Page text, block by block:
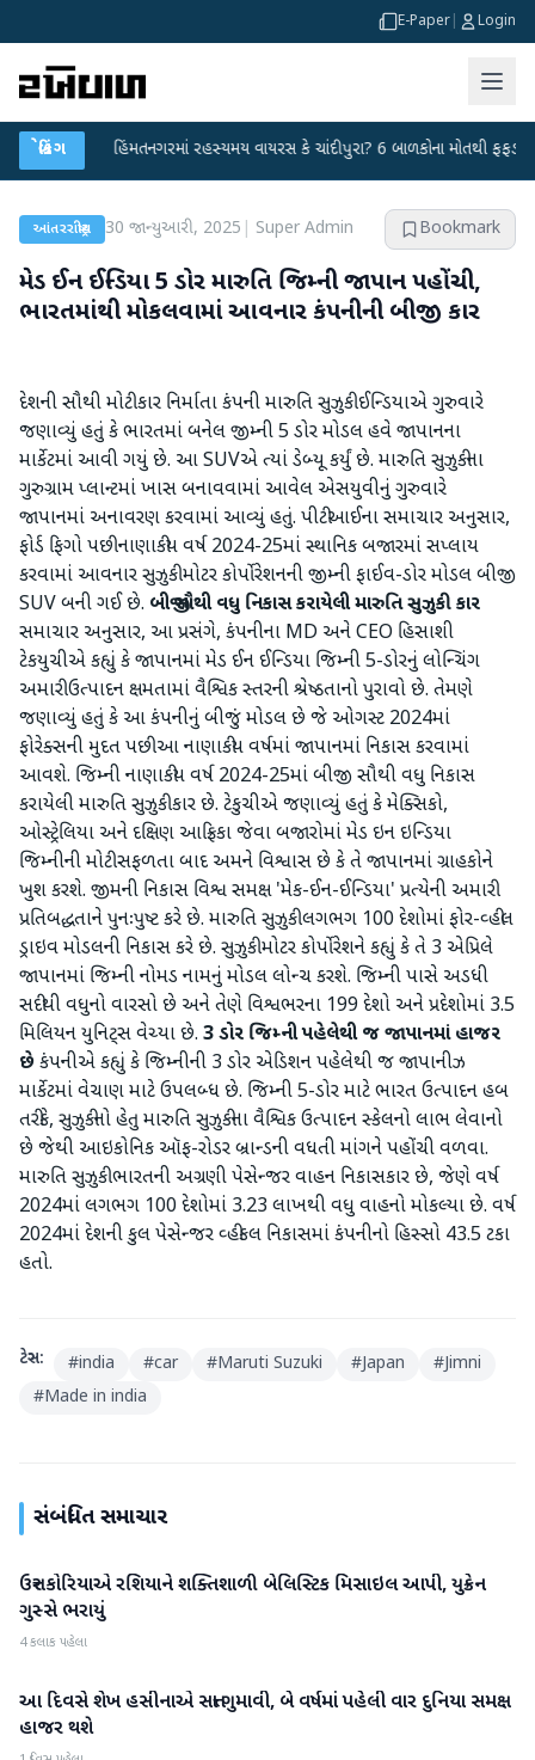
E-Paper Login
બ્રેકિંગ
● હિંમતનગરમાં રહસ્યમય વાયરસ કે ચાંદીપુરા? 6 બાળકોના મોતથી ફફડાટ ●
આંતરરાષ્ટ્રીય 30 જાન્યુઆરી, 2025 Super Admin Bookmark
મેડ ઈન ઈન્ડિયા 5 ડોર મારુતિ જિમ્ની જાપાન પહોંચી,
ભારતમાંથી મોકલવામાં આવનાર કંપનીની બીજી કાર
દેશની સૌથી મોટી કાર નિર્માતા કંપની મારુતિ સુઝુકી ઈન્ડિયાએ ગુરુવારે
જણાવ્યું હતું કે ભારતમાં બનેલ જીમ્ની 5 ડોર મોડલ હવે જાપાનના
માર્કેટમાં આવી ગયું છે. આ SUVએ ત્યાં ડેબ્યૂ કર્યું છે. મારુતિ સુઝુકીના
ગુરુગ્રામ પ્લાન્ટમાં ખાસ બનાવવામાં આવેલ એસયુવીનું ગુરુવારે
જાપાનમાં અનાવરણ કરવામાં આવ્યું હતું. પીટીઆઈના સમાચાર અનુસાર,
ફોર્ડ ફિગો પછી નાણાકીય વર્ષ 2024-25માં સ્થાનિક બજારમાં સપ્લાય
કરવામાં આવનાર સુઝુકી મોટર કોર્પોરેશનની જીમ્ની ફાઈવ-ડોર મોડલ બીજી
SUV બની ગઈ છે. બીજી સૌથી વધુ નિકાસ કરાયેલી મારુતિ સુઝુકી કાર
સમાચાર અનુસાર, આ પ્રસંગે, કંપનીના MD અને CEO હિસાશી
ટેકયુચીએ કહ્યું કે જાપાનમાં મેડ ઈન ઈન્ડિયા જિમ્ની 5-ડોરનું લોન્ચિંગ
અમારી ઉત્પાદન ક્ષમતામાં વૈશ્વિક સ્તરની શ્રેષ્ઠતાનો પુરાવો છે. તેમણે
જણાવ્યું હતું કે આ કંપનીનું બીજું મોડલ છે જે ઓગસ્ટ 2024માં
ફોરેક્સની મુદત પછી આ નાણાકીય વર્ષમાં જાપાનમાં નિકાસ કરવામાં
આવશે. જિમ્ની નાણાકીય વર્ષ 2024-25માં બીજી સૌથી વધુ નિકાસ
કરાયેલી મારુતિ સુઝુકી કાર છે. ટેકુચીએ જણાવ્યું હતું કે મેક્સિકો,
ઓસ્ટ્રેલિયા અને દક્ષિણ આફ્રિકા જેવા બજારોમાં મેડ ઇન ઇન્ડિયા
જિમ્નીની મોટી સફળતા બાદ અમને વિશ્વાસ છે કે તે જાપાનમાં ગ્રાહકોને
ખુશ કરશે. જીમની નિકાસ વિશ્વ સમક્ષ 'મેક-ઈન-ઈન્ડિયા' પ્રત્યેની અમારી
પ્રતિબદ્ધતાને પુનઃપુષ્ટ કરે છે. મારુતિ સુઝુકી લગભગ 100 દેશોમાં ફોર-વ્હીલ
ડ્રાઇવ મોડલની નિકાસ કરે છે. સુઝુકી મોટર કોર્પોરેશને કહ્યું કે તે 3 એપ્રિલે
જાપાનમાં જિમ્ની નોમડ નામનું મોડલ લોન્ચ કરશે. જિમ્ની પાસે અડધી
સદીથી વધુનો વારસો છે અને તેણે વિશ્વભરના 199 દેશો અને પ્રદેશોમાં 3.5
મિલિયન યુનિટ્સ વેચ્યા છે. 3 ડોર જિમ્ની પહેલેથી જ જાપાનમાં હાજર
છેકંપનીએ કહ્યું કે જિમ્નીની 3 ડોર એડિશન પહેલેથી જ જાપાનીઝ
માર્કેટમાં વેચાણ માટે ઉપલબ્ધ છે. જિમ્ની 5-ડોર માટે ભારત ઉત્પાદન હબ
તરીકે, સુઝુકીનો હેતુ મારુતિ સુઝુકીના વૈશ્વિક ઉત્પાદન સ્કેલનો લાભ લેવાનો
છે જેથી આઇકોનિક ઑફ-રોડર બ્રાન્ડની વધતી માંગને પહોંચી વળવા.
મારુતિ સુઝુકી ભારતની અગ્રણી પેસેન્જર વાહન નિકાસકાર છે, જેણે વર્ષ
2024માં લગભગ 100 દેશોમાં 3.23 લાખથી વધુ વાહનો મોકલ્યા છે. વર્ષ
2024માં દેશની કુલ પેસેન્જર વ્હીકલ નિકાસમાં કંપનીનો હિસ્સો 43.5 ટકા
હતો.
ટેગ્સ: #india #car #Maruti Suzuki #Japan #Jimni
#Made in india
સંબંધિત સમાચાર
આંતરરાષ્ટ્રીય
ઉત્તર કોરિયાએ રશિયાને શક્તિશાળી બેલિસ્ટિક મિસાઇલ આપી, યુક્રેન
ગુસ્સે ભરાયું
4 કલાક પહેલા
આંતરરાષ્ટ્રીય
આ દિવસે શેખ હસીનાએ સત્તા ગુમાવી, બે વર્ષમાં પહેલી વાર દુનિયા સમક્ષ
હાજર થશે